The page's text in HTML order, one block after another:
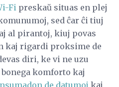
Fi preskaŭ situas en plej
sed ĉar ĉi tiuj
al pirantoj, kiuj povas
kaj rigardi proksime de
diri, ke vi ne uzu
komforto kaj
de datumoj kaj